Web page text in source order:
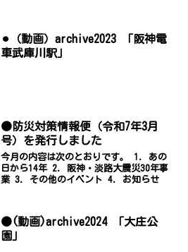
⚫︎（動画）archive2023 「阪神電
車武庫川駅」
●防災対策情報便（令和7年3月
号）を発行しました
今月の内容は次のとおりです。 1. あの
日から14年 2. 阪神・淡路大震災30年事
業 3. その他のイベント 4. お知らせ
●(動画)archive2024 「大庄公
園」